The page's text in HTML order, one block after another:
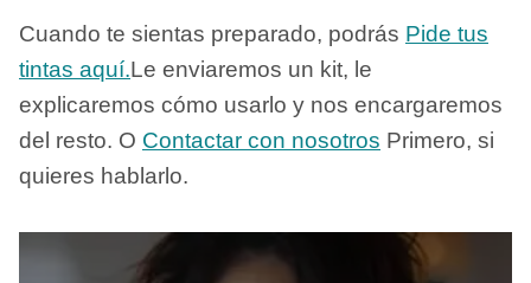
Cuando te sientas preparado, podrás Pide tus
tintas aquí.Le enviaremos un kit, le
explicaremos cómo usarlo y nos encargaremos
del resto. O Contactar con nosotros Primero, si
quieres hablarlo.